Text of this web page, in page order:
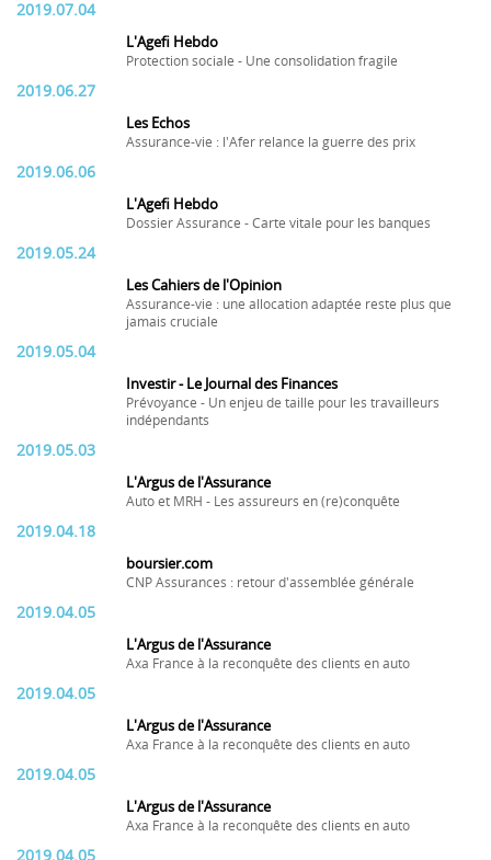
2019.07.04
L'Agefi Hebdo
Protection sociale - Une consolidation fragile
2019.06.27
Les Echos
Assurance-vie : l'Afer relance la guerre des prix
2019.06.06
L'Agefi Hebdo
Dossier Assurance - Carte vitale pour les banques
2019.05.24
Les Cahiers de l'Opinion
Assurance-vie : une allocation adaptée reste plus que
jamais cruciale
2019.05.04
Investir - Le Journal des Finances
Prévoyance - Un enjeu de taille pour les travailleurs
indépendants
2019.05.03
L'Argus de l'Assurance
Auto et MRH - Les assureurs en (re)conquête
2019.04.18
boursier.com
CNP Assurances : retour d'assemblée générale
2019.04.05
L'Argus de l'Assurance
Axa France à la reconquête des clients en auto
2019.04.05
L'Argus de l'Assurance
Axa France à la reconquête des clients en auto
2019.04.05
L'Argus de l'Assurance
Axa France à la reconquête des clients en auto
2019.04.05